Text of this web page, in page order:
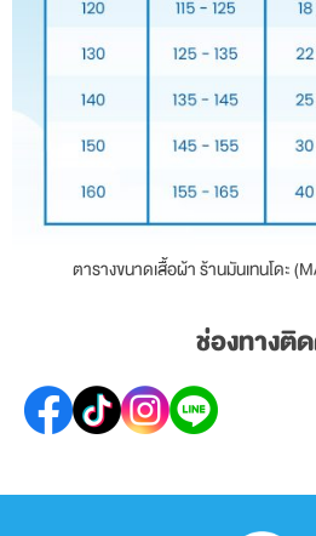
ตารางขนาดเสื้อผ้า ร้านมันเทนโดะ
ช่องทางติ